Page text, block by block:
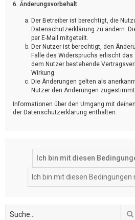
6. Änderungsvorbehalt
Der Betreiber ist berechtigt, die
Datenschutzerklärung zu ändern.
per E-Mail mitgeteilt.
Der Nutzer ist berechtigt, den
Falle des Widerspruchs erlischt
dem Nutzer bestehende
Wirkung.
Die Änderungen gelten als
Nutzer den Änderungen zugestimmt
Informationen über den Umgang mit
der Datenschutzerklärung enthalten.